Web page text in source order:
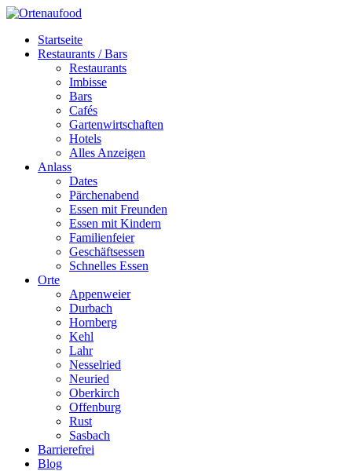
Startseite
Restaurants / Bars
Restaurants
Imbisse
Bars
Cafés
Gartenwirtschaften
Hotels
Alles Anzeigen
Anlass
Dates
Pärchenabend
Essen mit Freunden
Essen mit Kindern
Familienfeier
Geschäftsessen
Schnelles Essen
Orte
Appenweier
Durbach
Hornberg
Kehl
Lahr
Nesselried
Neuried
Oberkirch
Offenburg
Rust
Sasbach
Barrierefrei
Blog